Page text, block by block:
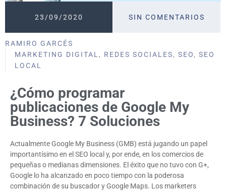
23/09/2020 SIN COMENTARIOS
RAMIRO GARCÉS
MARKETING DIGITAL , REDES SOCIALES, SEO, SEO
LOCAL
¿Cómo programar
publicaciones de Google My
Business? 7 Soluciones
Actualmente Google My Business (GMB) está jugando un papel
importantísimo en el SEO local y, por ende, en los comercios de
pequeñas o medianas dimensiones. El éxito que no tuvo con G+,
Google lo ha alcanzado en poco tiempo con la poderosa
combinación de su buscador y Google Maps. Los marketers